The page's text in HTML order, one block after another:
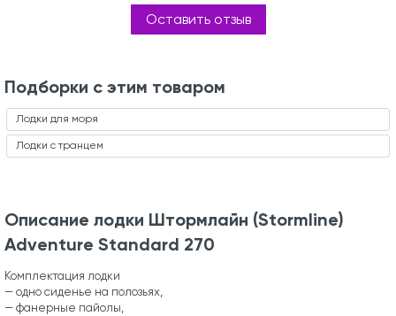
Оставить отзыв
Подборки с этим товаром
Лодки для моря
Лодки с транцем
Описание лодки Штормлайн (Stormline)
Adventure Standard 270
Комплектация лодки
— одно сиденье на полозьях,
— фанерные пайолы,